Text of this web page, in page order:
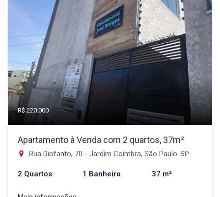
R$ 220.000
Apartamento à Venda com 2 quartos, 37m²
Rua Diofanto, 70 - Jardim Coimbra, São Paulo-SP
2 Quartos 1 Banheiro 37 m²